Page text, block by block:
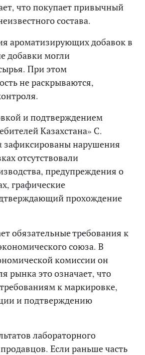
что покупает привычный
состава.
ароматизирующих добавок в
добавки могли
При этом
не раскрываются,
и подтверждением
Казахстана» С.
зафиксированы нарушения
отсутствовали
предупреждения о
графические
прохождение
обязательные требования к
союза. В
комиссии он
рынка это означает, что
к маркировке,
и подтверждению
лабораторного
Если раньше часть